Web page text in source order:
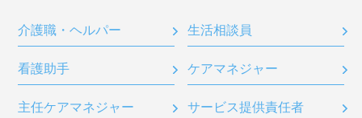
介護職・ヘルパー 生活相談員
看護助手 ケアマネジャー
主任ケアマネジャー サービス提供責任者